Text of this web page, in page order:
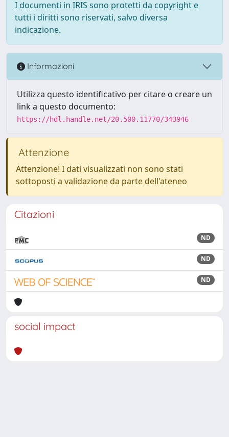
I documenti in IRIS sono protetti da copyright e
tutti i diritti sono riservati, salvo diversa
indicazione.
Informazioni
Utilizza questo identificativo per citare o creare un
link a questo documento:
https://hdl.handle.net/20.500.11770/343946
Attenzione
Attenzione! I dati visualizzati non sono stati
sottoposti a validazione da parte dell'ateneo
Citazioni
ND
ND
ND
social impact